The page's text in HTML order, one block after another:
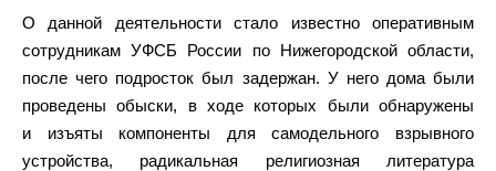
О данной деятельности стало известно оперативным
сотрудникам УФСБ России по Нижегородской области,
после чего подросток был задержан. У него дома были
проведены обыски, в ходе которых были обнаружены
и изъяты компоненты для самодельного взрывного
устройства, радикальная религиозная литература